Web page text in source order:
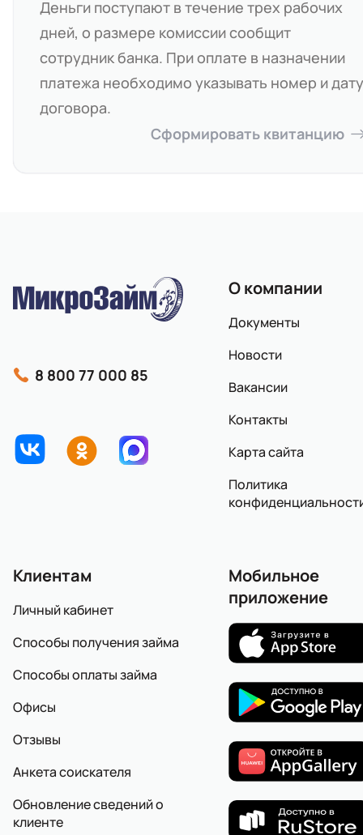
Деньги поступают в течение трех рабочих
дней, о размере комиссии сообщит
сотрудник банка. При оплате в назначении
платежа необходимо указывать номер и дату
договора.
Сформировать квитанцию
8 800 77 000 85
О компании
Документы
Новости
Вакансии
Контакты
Карта сайта
Политика
Клиентам
Личный кабинет
Способы получения займа
Способы оплаты займа
Офисы
Отзывы
Анкета соискателя
Обновление сведений о
клиенте
Мобильное
приложение